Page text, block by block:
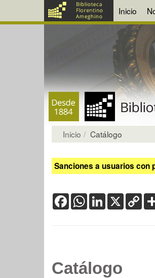
Inicio
Inicio Catálogo
Sanciones a usuarios con
FacebookWhatsApp
LinkedIn
X
Catálogo